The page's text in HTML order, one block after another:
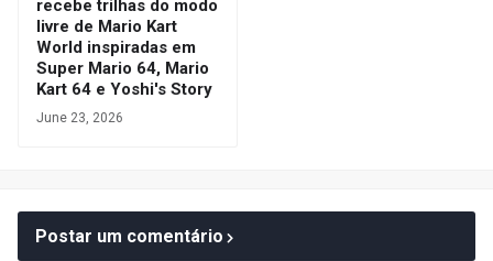
recebe trilhas do modo
livre de Mario Kart
World inspiradas em
Super Mario 64, Mario
Kart 64 e Yoshi's Story
June 23, 2026
Postar um comentário